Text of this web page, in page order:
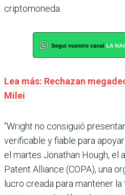
criptomoneda.
Lea más: Rechazan
Milei
“Wright no consiguió
verificable y fiable para
el martes Jonathan Hough, el
Patent Alliance (COPA), una
lucro creada para mantener